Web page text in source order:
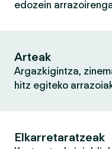
edozein
Arteak
Argazkigintza,
hitz egiteko
Elkarretaratzeak